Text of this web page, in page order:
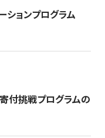
ションプログラム
付挑戦プログラムの